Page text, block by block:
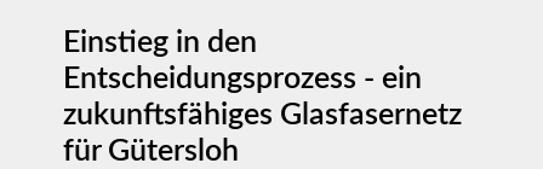
Einstieg in den
Entscheidungsprozess - ein
zukunftsfähiges Glasfasernetz
für Gütersloh